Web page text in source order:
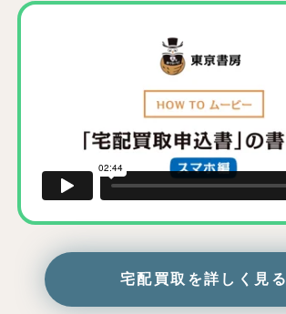
宅配買取を詳しく見る